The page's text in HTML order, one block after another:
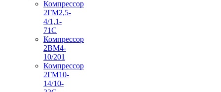
Компрессор
2ГМ2,5-
4/1,1-
71С
Компрессор
2ВМ4-
10/201
Компрессор
2ГМ10-
14/10-